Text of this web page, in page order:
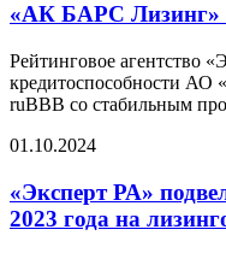
«АК БАРС Лизинг»
Рейтинговое агентство
кредитоспособности
ruBBB со стабильным
01.10.2024
«Эксперт РА»
2023 года на